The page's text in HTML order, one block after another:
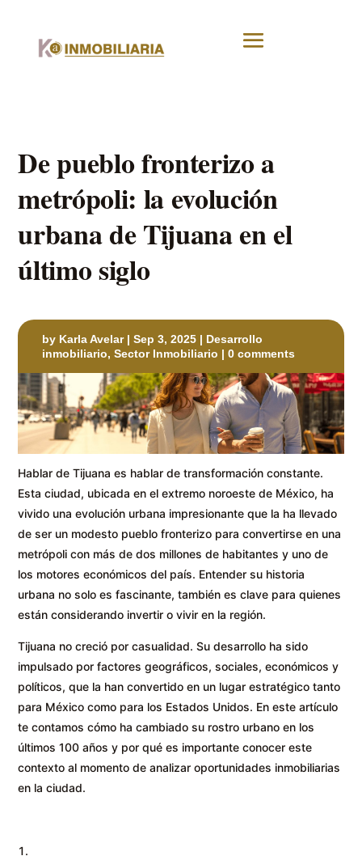
De pueblo fronterizo a
metrópoli: la evolución
urbana de Tijuana en el
último siglo
by Karla Avelar|Sep 3, 2025 | Desarrollo
inmobiliario,Sector Inmobiliario |0 comments
Hablar de Tijuana es hablar de transformación constante.
Esta ciudad, ubicada en el extremo noroeste de México, ha
vivido una evolución urbana impresionante que la ha llevado
de ser un modesto pueblo fronterizo para convertirse en una
metrópoli con más de dos millones de habitantes y uno de
los motores económicos del país. Entender su historia
urbana no solo es fascinante, también es clave para quienes
están considerando invertir o vivir en la región.
Tijuana no creció por casualidad. Su desarrollo ha sido
impulsado por factores geográficos, sociales, económicos y
políticos, que la han convertido en un lugar estratégico tanto
para México como para los Estados Unidos. En este artículo
te contamos cómo ha cambiado su rostro urbano en los
últimos 100 años y por qué es importante conocer este
contexto al momento de analizar oportunidades inmobiliarias
en la ciudad.